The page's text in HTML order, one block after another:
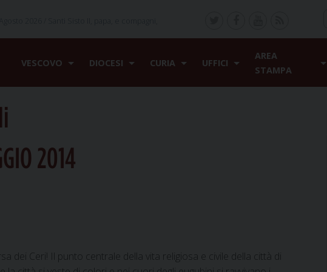
VESCOVO DIOCESI CURIA UFFICI
AREA
STAMPA
2014
dei Ceri! Il punto centrale della vita religiosa e civile della città di